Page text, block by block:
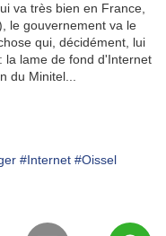
va très bien en France,
le gouvernement va le
qui, décidément, lui
la lame de fond d'Internet
du Minitel...
#Internet #Oissel